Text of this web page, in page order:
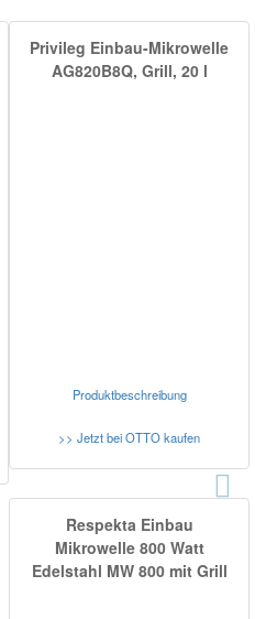
Privileg Einbau-Mikrowelle
AG820B8Q, Grill, 20 l
Produktbeschreibung
>> Jetzt bei OTTO kaufen
Respekta Einbau
Mikrowelle 800 Watt
Edelstahl MW 800 mit Grill